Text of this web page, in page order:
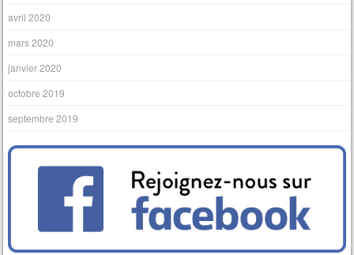
avril 2020
mars 2020
janvier 2020
octobre 2019
septembre 2019